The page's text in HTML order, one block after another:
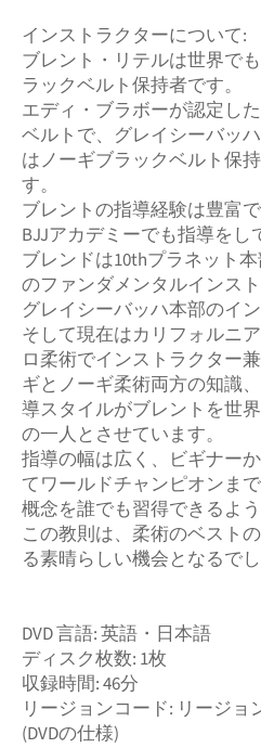
インストラクターについて:
ブレント・リテルは世界で
ラックベルト保持者です。
エディ・ブラボーが認定し
ベルトで、グレイシーバッ
はノーギブラックベルト保
す。
ブレントの指導経験は豊富
BJJアカデミーでも指導をし
ブレンドは10thプラネット
のファンダメンタルインス
グレイシーバッハ本部のイン
そして現在はカリフォルニ
ロ柔術でインストラクター
ギとノーギ柔術両方の知識
導スタイルがブレントを世
の一人とさせています。
指導の幅は広く、ビギナー
てワールドチャンピオンま
概念を誰でも習得できるよ
この教則は、柔術のベスト
る素晴らしい機会となるでし
DVD 言語: 英語・日本語
ディスク枚数: 1枚
収録時間: 46分
リージョンコード: リージョ
(DVDの仕様)